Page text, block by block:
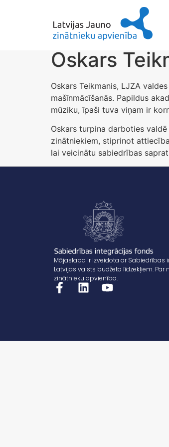
Oskars
Oskars Teikmanis, LJZA
mašīnmācīšanās. Papildus
mūziku, īpaši tuva viņam ir
Oskars turpina darboties
zinātniekiem, stiprinot
lai veicinātu sabiedrības
Mājaslapa ir izveidota ar
Latvijas valsts budžeta līdzekļiem.
zinātnieku apvienība.